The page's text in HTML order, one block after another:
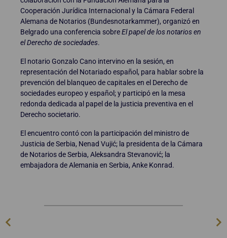
Cooperación Jurídica Internacional y la Cámara Federal
Alemana de Notarios (Bundesnotarkammer), organizó en
Belgrado una conferencia sobreEl papel de los notarios en
el Derecho de sociedades.
El notario Gonzalo Cano intervino en la sesión, en
representación del Notariado español, para hablar sobre la
prevención del blanqueo de capitales en el Derecho de
sociedades europeo y español; y participó en la mesa
redonda dedicada al papel de la justicia preventiva en el
Derecho societario.
El encuentro contó con la participación del ministro de
Justicia de Serbia, Nenad Vujić; la presidenta de la Cámara
de Notarios de Serbia, Aleksandra Stevanović; la
embajadora de Alemania en Serbia, Anke Konrad.